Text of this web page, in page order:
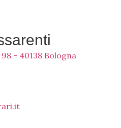
- 40138 Bologna